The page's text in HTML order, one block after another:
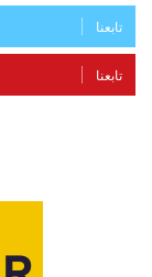
تابعنا
تابعنا